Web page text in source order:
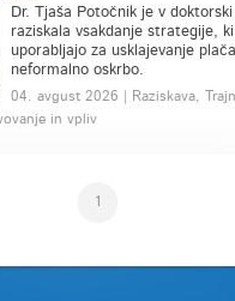
Dr. Tjaša Potočnik je v
raziskala vsakdanje strategije,
uporabljajo za usklajevanje
neformalno oskrbo.
04. avgust 2026 | Raziskava,
in vpliv
1